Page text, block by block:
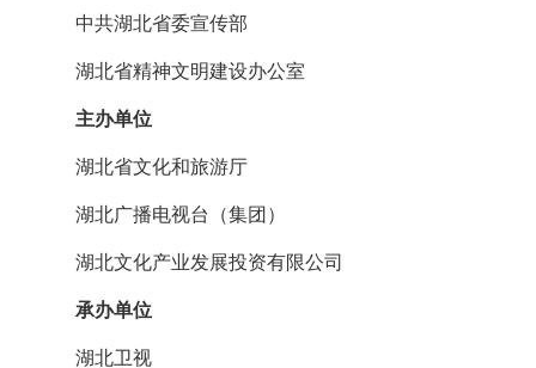
中共湖北省委宣传部
湖北省精神文明建设办公室
主办单位
湖北省文化和旅游厅
湖北广播电视台（集团）
湖北文化产业发展投资有限公司
承办单位
湖北卫视